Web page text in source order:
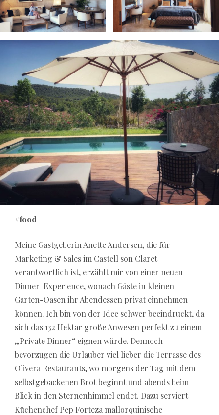
#food
Meine Gastgeberin Anette Andersen, die für
Marketing & Sales im Castell son Claret
verantwortlich ist, erzählt mir von einer neuen
Dinner-Experience, wonach Gäste in kleinen
Garten-Oasen ihr Abendessen privat einnehmen
können. Ich bin von der Idee schwer beeindruckt, da
sich das 132 Hektar große Anwesen perfekt zu einem
„Private Dinner“ eignen würde. Dennoch
bevorzugen die Urlauber viel lieber die Terrasse des
Olivera Restaurants, wo morgens der Tag mit dem
selbstgebackenen Brot beginnt und abends beim
Blick in den Sternenhimmel endet. Dazu serviert
Küchenchef Pep Forteza mallorquinische